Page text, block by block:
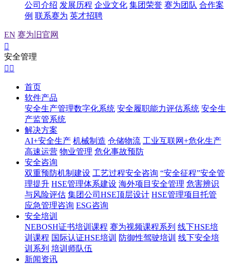
公司介绍 发展历程 企业文化 集团荣誉 赛为团队 合作案
例 联系赛为 英才招聘
EN 赛为旧官网

安全管理
 
首页
软件产品
安全生产管理数字化系统 安全履职能力评估系统 安全生
产监管系统
解决方案
AI+安全生产 机械制造 仓储物流 工业互联网+危化生产
高速运营 物业管理 危化事故预防
安全咨询
双重预防机制建设 工艺过程安全咨询 “安全征程”安全管
理提升 HSE管理体系建设 海外项目安全管理 危害辨识
与风险评估 集团公司HSE顶层设计 HSE管理项目托管
应急管理咨询 ESG咨询
安全培训
NEBOSH证书培训课程 赛为视频课程系列 线下HSE培
训课程 国际认证HSE培训 防御性驾驶培训 线下安全培
训系列 培训师队伍
新闻资讯